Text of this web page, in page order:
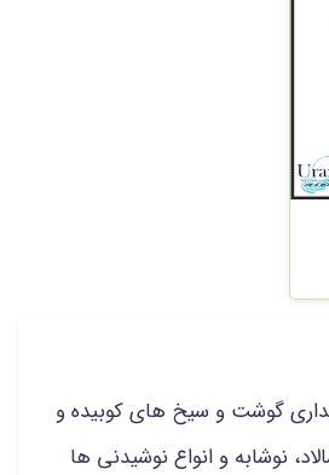
گوشت و سیخ های کوبیده و
نوشابه و انواع نوشیدنی ها